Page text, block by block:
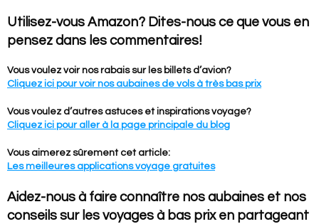
Utilisez-vous Amazon? Dites-nous ce que vous en
pensez dans les commentaires!
Vous voulez voir nos rabais sur les billets d’avion?
Cliquez ici pour voir nos aubaines de vols à très bas prix
Vous voulez d’autres astuces et inspirations voyage?
Cliquez ici pour aller à la page principale du blog
Vous aimerez sûrement cet article:
Les meilleures applications voyage gratuites
Aidez-nous à faire connaître nos aubaines et nos
conseils sur les voyages à bas prix en partageant